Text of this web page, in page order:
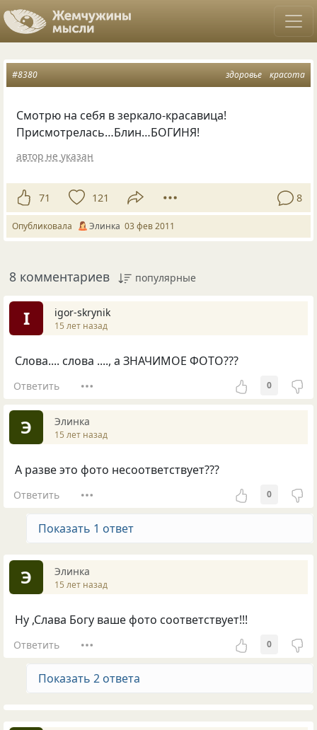
здоровье красота
#8380
Смотрю на себя в зеркало-красавица!
Присмотрелась…Блин…БОГИНЯ!
автор не указан
71 121 8
Опубликовала Элинка 03 фев 2011
8 комментариев популярные
I igor-skrynik
15 лет назад
Слова.... слова ...., а ЗНАЧИМОЕ ФОТО???
Ответить 0
Э Элинка
15 лет назад
А разве это фото несоответствует???
Ответить 0
Показать 1 ответ
Э Элинка
15 лет назад
Ну ,Слава Богу ваше фото соответствует!!!
Ответить 0
Показать 2 ответа